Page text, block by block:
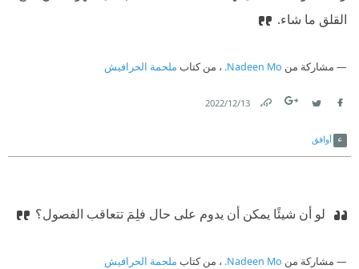
القلق ما شاء.
مشاركة من Nadeen Mo. ، من كتاب ملحمة الحرافيش
13‏/12‏/2022
أوافق
‫ لو أن شيئًا يمكن أن يدوم على حال فلِمَ تتعاقب الفصول؟
مشاركة من Nadeen Mo. ، من كتاب ملحمة الحرافيش